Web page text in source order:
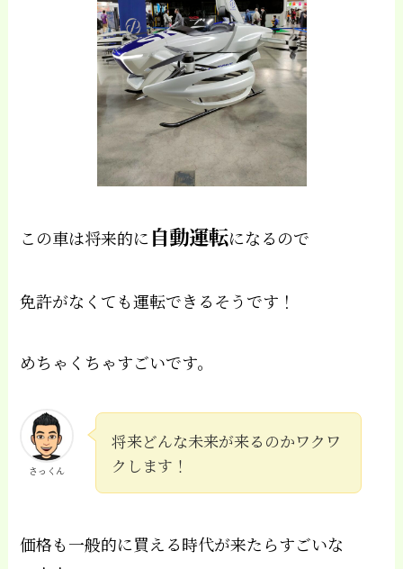
この車は将来的に自動運転になるので
免許がなくても運転できるそうです！
めちゃくちゃすごいです。
さっくん
将来どんな未来が来るのかワクワ
クします！
価格も一般的に買える時代が来たらすごいな